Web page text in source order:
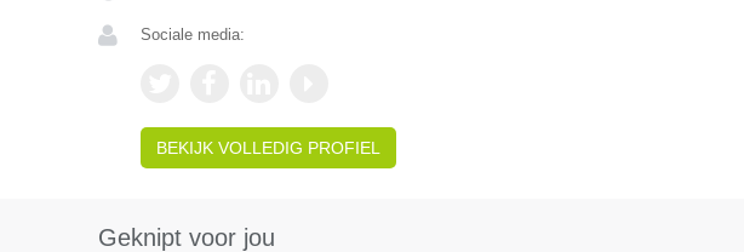
Sociale media:
BEKIJK VOLLEDIG PROFIEL
Geknipt voor jou